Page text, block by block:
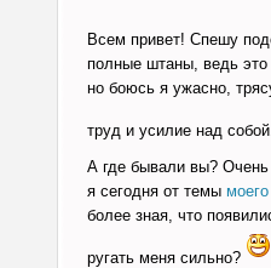
Всем привет! Спешу
полные штаны, ведь это
но боюсь я ужасно,
труд и усилие над
А где бывали вы? Очень
я сегодня от темы
более зная, что
ругать меня сильно?